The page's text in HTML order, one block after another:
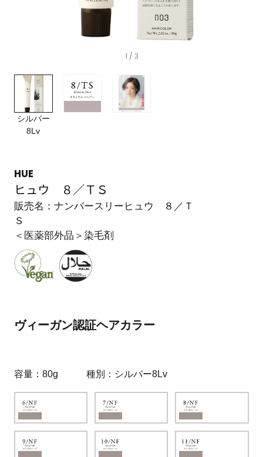
1 / 3
シルバー
8Lv
HUE
ヒュウ ８／ＴＳ
販売名：ナンバースリーヒュウ ８／Ｔ
＜医薬部外品＞染毛剤
ヴィーガン認証ヘアカラー
容量 80g 種別 シルバー8Lv